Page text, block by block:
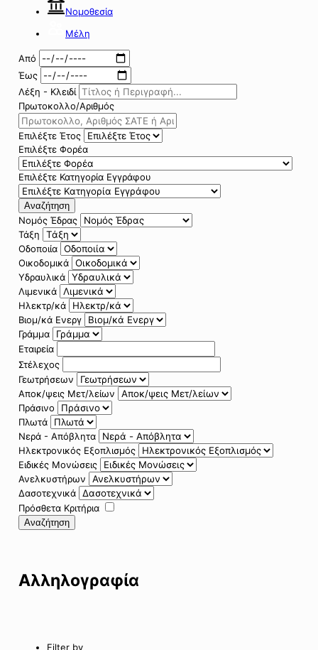
Νομοθεσία
Μέλη
Από
Έως
Λέξη - Κλειδί
Πρωτοκολλο/Αριθμός
Επιλέξτε Έτος
Επιλέξτε Φορέα
Επιλέξτε Κατηγορία Εγγράφου
Αναζήτηση
Νομός Έδρας
Τάξη
Οδοποιία
Οικοδομικά
Υδραυλικά
Λιμενικά
Ηλεκτρ/κά
Βιομ/κά Ενεργ
Γράμμα
Εταιρεία
Στέλεχος
Γεωτρήσεων
Αποκ/ψεις Μετ/λείων
Πράσινο
Πλωτά
Νερά - Απόβλητα
Ηλεκτρονικός Εξοπλισμός
Ειδικές Μονώσεις
Ανελκυστήρων
Δασοτεχνικά
Πρόσθετα Κριτήρια
Αναζήτηση
Αλληλογραφία
Filter by